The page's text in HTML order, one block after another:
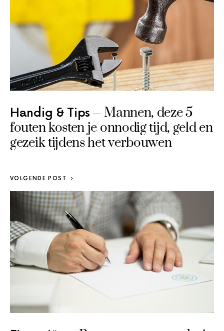
Handig & Tips
Mannen, deze 5
fouten kosten je onnodig tijd, geld en
gezeik tijdens het verbouwen
VOLGENDE POST